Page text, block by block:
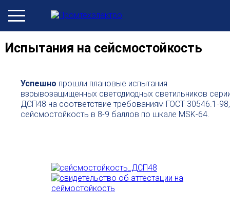
Испытания на сейсмостойкость
Успешно прошли плановые испытания
взрывозащищенных светодиодных светильников
ДСП48 на соответствие требованиям ГОСТ 30546.1-98,
сейсмостойкость в 8-9 баллов по шкале MSK-64.